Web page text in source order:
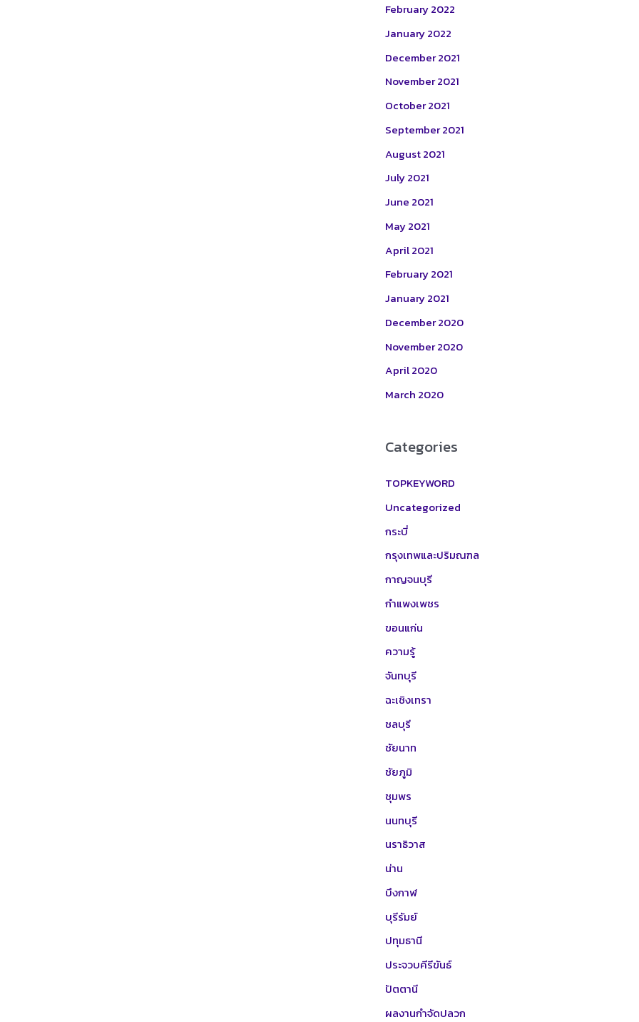
February 2022
January 2022
December 2021
November 2021
October 2021
September 2021
August 2021
July 2021
June 2021
May 2021
April 2021
February 2021
January 2021
December 2020
November 2020
April 2020
March 2020
Categories
TOPKEYWORD
Uncategorized
กระบี่
กรุงเทพและปริมณฑล
กาญจนบุรี
กำแพงเพชร
ขอนแก่น
ความรู้
จันทบุรี
ฉะเชิงเทรา
ชลบุรี
ชัยนาท
ชัยภูมิ
ชุมพร
นนทบุรี
นราธิวาส
น่าน
บึงกาฬ
บุรีรัมย์
ปทุมธานี
ประจวบคีรีขันธ์
ปัตตานี
ผลงานกำจัดปลวก